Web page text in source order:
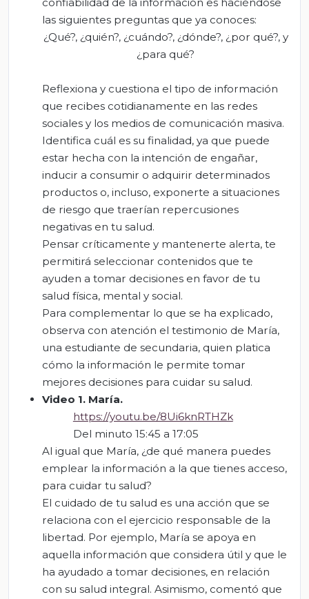
las siguientes preguntas que ya conoces:
¿Qué?, ¿quién?, ¿cuándo?, ¿dónde?, ¿por qué?, y
¿para qué?
Reflexiona y cuestiona el tipo de información
que recibes cotidianamente en las redes
sociales y los medios de comunicación masiva.
Identifica cuál es su finalidad, ya que puede
estar hecha con la intención de engañar,
inducir a consumir o adquirir determinados
productos o, incluso, exponerte a situaciones
de riesgo que traerían repercusiones
negativas en tu salud.
Pensar críticamente y mantenerte alerta, te
permitirá seleccionar contenidos que te
ayuden a tomar decisiones en favor de tu
salud física, mental y social.
Para complementar lo que se ha explicado,
observa con atención el testimonio de María,
una estudiante de secundaria, quien platica
cómo la información le permite tomar
mejores decisiones para cuidar su salud.
Video 1. María.
https://youtu.be/8Ui6knRTHZk
Del minuto 15:45 a 17:05
Al igual que María, ¿de qué manera puedes
emplear la información a la que tienes acceso,
para cuidar tu salud?
El cuidado de tu salud es una acción que se
relaciona con el ejercicio responsable de la
libertad. Por ejemplo, María se apoya en
aquella información que considera útil y que le
ha ayudado a tomar decisiones, en relación
con su salud integral. Asimismo, comentó que